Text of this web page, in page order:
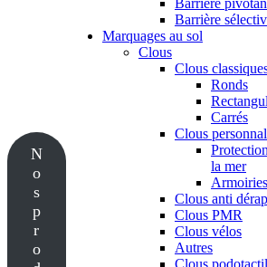
N
o
s
p
r
o
Barrière
Barrière
Marquages au sol
Clous
Clous
Ronds
Carrés
Clous
la mer
Armoiries
Clous anti
Clous PMR
Clous vélos
Autres
Clous